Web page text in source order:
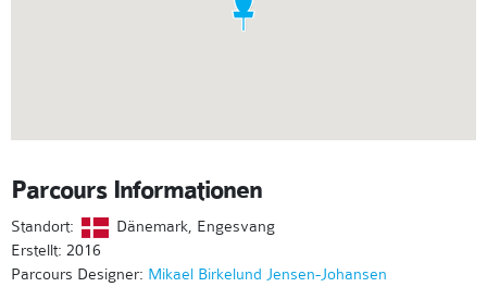
Parcours Informationen
Standort:
Dänemark, Engesvang
Erstellt: 2016
Parcours Designer: Mikael Birkelund Jensen-Johansen